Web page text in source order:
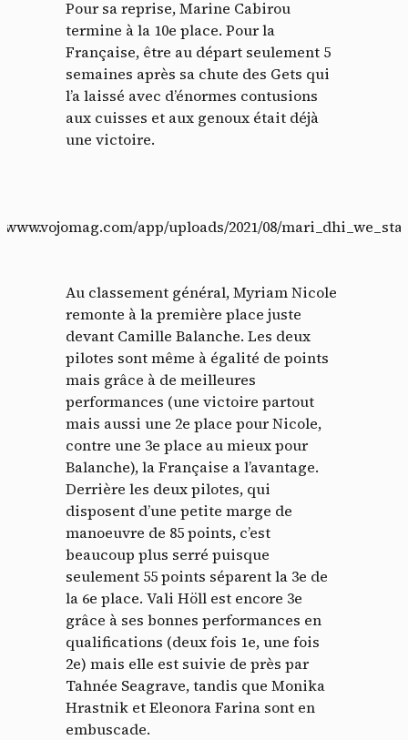
Pour sa reprise, Marine Cabirou
termine à la 10e place. Pour la
Française, être au départ seulement 5
semaines après sa chute des Gets qui
l’a laissé avec d’énormes contusions
aux cuisses et aux genoux était déjà
une victoire.
app/uploads/2021/08/
Au classement général, Myriam Nicole
remonte à la première place juste
devant Camille Balanche. Les deux
pilotes sont même à égalité de points
mais grâce à de meilleures
performances (une victoire partout
mais aussi une 2e place pour Nicole,
contre une 3e place au mieux pour
Balanche), la Française a l’avantage.
Derrière les deux pilotes, qui
disposent d’une petite marge de
manoeuvre de 85 points, c’est
beaucoup plus serré puisque
seulement 55 points séparent la 3e de
la 6e place. Vali Höll est encore 3e
grâce à ses bonnes performances en
qualifications (deux fois 1e, une fois
2e) mais elle est suivie de près par
Tahnée Seagrave, tandis que Monika
Hrastnik et Eleonora Farina sont en
embuscade.